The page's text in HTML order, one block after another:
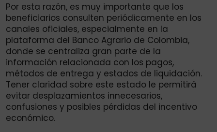
Por esta razón, es muy importante que los
beneficiarios consulten periódicamente en los
canales oficiales, especialmente en la
plataforma del Banco Agrario de Colombia,
donde se centraliza gran parte de la
información relacionada con los pagos,
métodos de entrega y estados de liquidación.
Tener claridad sobre este estado le permitirá
evitar desplazamientos innecesarios,
confusiones y posibles pérdidas del incentivo
económico.